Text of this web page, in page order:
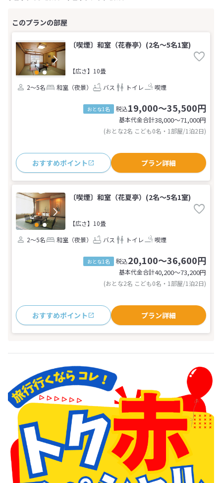
〔喫煙〕和室（花春亭）(2名～5名1室)
【広さ】10畳
2～5名
和室（夜景） バス トイレ 喫煙
おとな1名 税込19,000～35,500円
基本代金合計38,000〜71,000円
(おとな2名 こども0名・1部屋/1泊2日)
おすすめポイント プラン詳細
〔喫煙〕和室（花夏亭）(2名～5名1室)
【広さ】10畳
2～5名
和室（夜景） バス トイレ 喫煙
おとな1名 税込20,100～36,600円
基本代金合計40,200〜73,200円
(おとな2名 こども0名・1部屋/1泊2日)
おすすめポイント プラン詳細